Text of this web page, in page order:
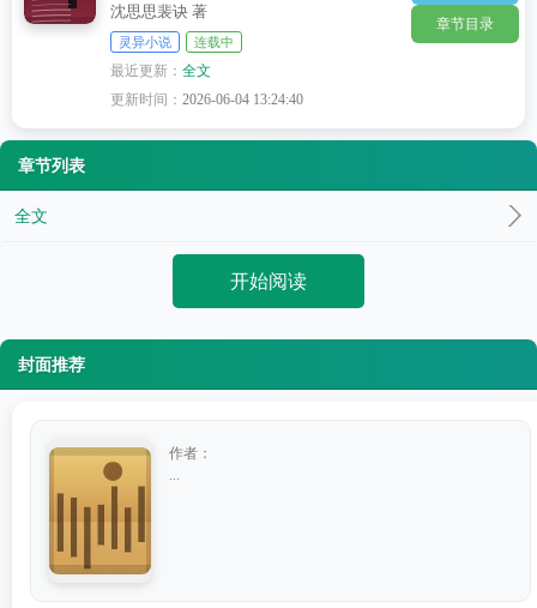
沈思思裴诀 著
灵异小说 连载中
最近更新：全文
更新时间：2026-06-04 13:24:40
章节目录
章节列表
全文
开始阅读
封面推荐
作者：